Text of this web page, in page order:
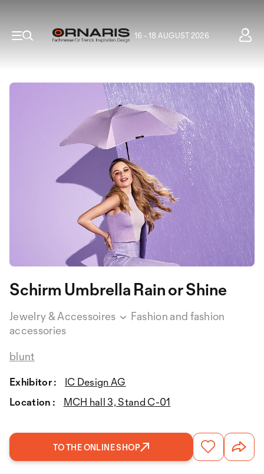
16 - 18 AUGUST 2026
Schirm Umbrella Rain or Shine
Jewelry & Accessoires
Fashion and fashion
accessories
blunt
Exhibitor :
IC Design AG
Location :
MCH hall 3, Stand C-01
TO THE ONLINE SHOP